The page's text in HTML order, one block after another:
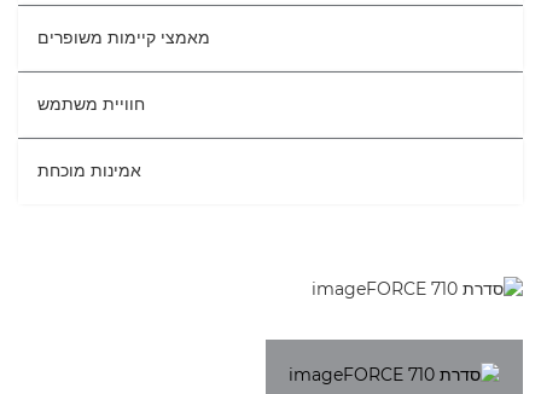
מאמצי קיימות משופרים
חוויית משתמש
אמינות מוכחת